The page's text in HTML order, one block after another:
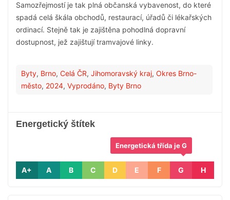
Samozřejmostí je tak plná občanská vybavenost, do které
spadá celá škála obchodů, restaurací, úřadů či lékařských
ordinací. Stejně tak je zajištěna pohodlná dopravní
dostupnost, jež zajištují tramvajové linky.
Byty, Brno, Celá ČR, Jihomoravský kraj, Okres Brno-
město, 2024, Vyprodáno, Byty Brno
Energetický štítek
A+ A B C D E F G
Energetická třída je G
H